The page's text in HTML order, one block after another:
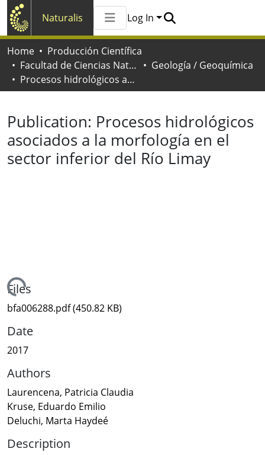
Naturalis
All of Naturalis
Log In
Home
Producción Científica
Facultad de Ciencias Naturales y Museo
Geología / Geoquímica
Procesos hidrológicos asociados a la morfología en el sector inferior del Río Limay
Publication: Procesos hidrológicos
asociados a la morfología en el
sector inferior del Río Limay
Loading...
Files
bfa006288.pdf(450.82 KB)
Date
2017
Authors
Laurencena, Patricia Claudia
Kruse, Eduardo Emilio
Deluchi, Marta Haydeé
Description